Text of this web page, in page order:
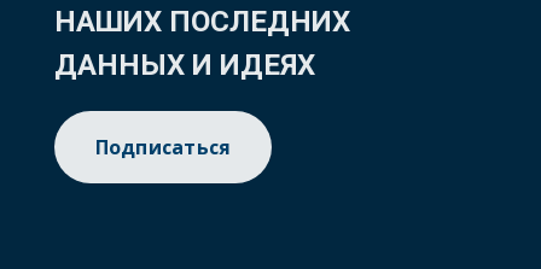
НАШИХ ПОСЛЕДНИХ
ДАННЫХ И ИДЕЯХ
Подписаться